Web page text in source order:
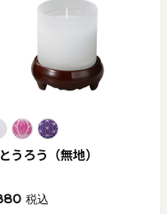
うろう（無地）
税込